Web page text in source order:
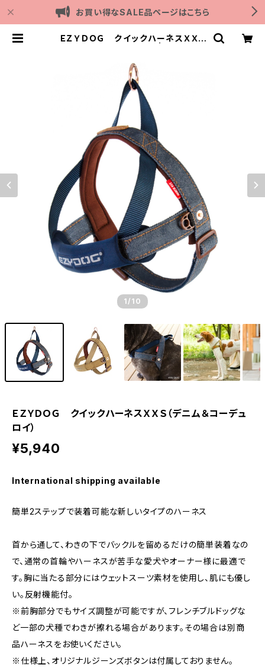
お買い得なSALE品ページはこちら
ＥＺＹＤＯＧ クイックハーネスＸＸＳ
1 /10
ＥＺＹＤＯＧ クイックハーネスＸＸＳ（デニム＆コーデュ
ロイ）
¥5,940
International shipping available
簡単2ステップで装着可能な新しいタイプのハーネス
首から通して、わきの下でバックルを留めるだけの簡単装着なの
で、通常の首輪やハーネスが苦手な愛犬やオーナー様に最適で
す。胸に当たる部分にはウェットスーツ素材を使用し、肌にも優し
い。反射機能付。
※前胸部分でもサイズ調整が可能ですが、フレンチブルドッグな
ど一部の犬種でわきが擦れる場合があります。その場合は別商
品ハーネスをお使いください。
※仕様上、オリジナルジーンズボタンは付属しておりません。